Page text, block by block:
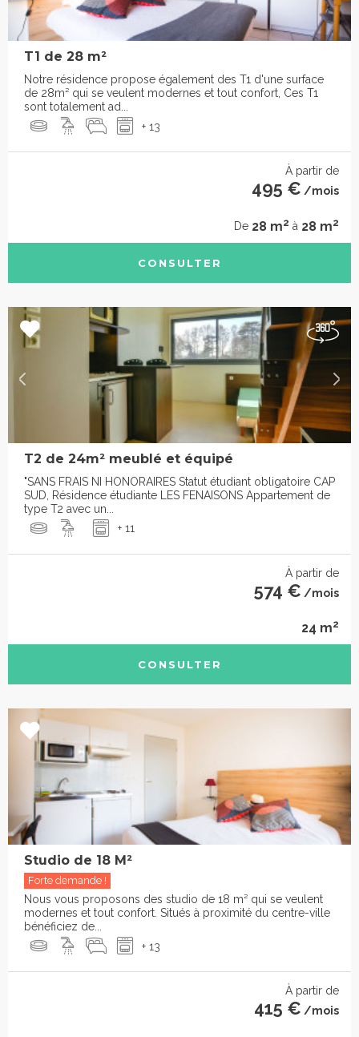
T1 de 28 m²
Notre résidence propose également des T1 d'une surface
de 28m² qui se veulent modernes et tout confort, Ces T1
sont totalement ad...
+ 13
À partir de
495 € /mois
De 28 m2 à 28 m2
CONSULTER
T2 de 24m² meublé et équipé
"SANS FRAIS NI HONORAIRES Statut étudiant obligatoire CAP
SUD, Résidence étudiante LES FENAISONS Appartement de
type T2 avec un...
+ 11
À partir de
574 € /mois
24 m2
CONSULTER
Studio de 18 M²
Forte demande !
Nous vous proposons des studio de 18 m² qui se veulent
modernes et tout confort. Situés à proximité du centre-ville
bénéficiez de...
+ 13
À partir de
415 € /mois